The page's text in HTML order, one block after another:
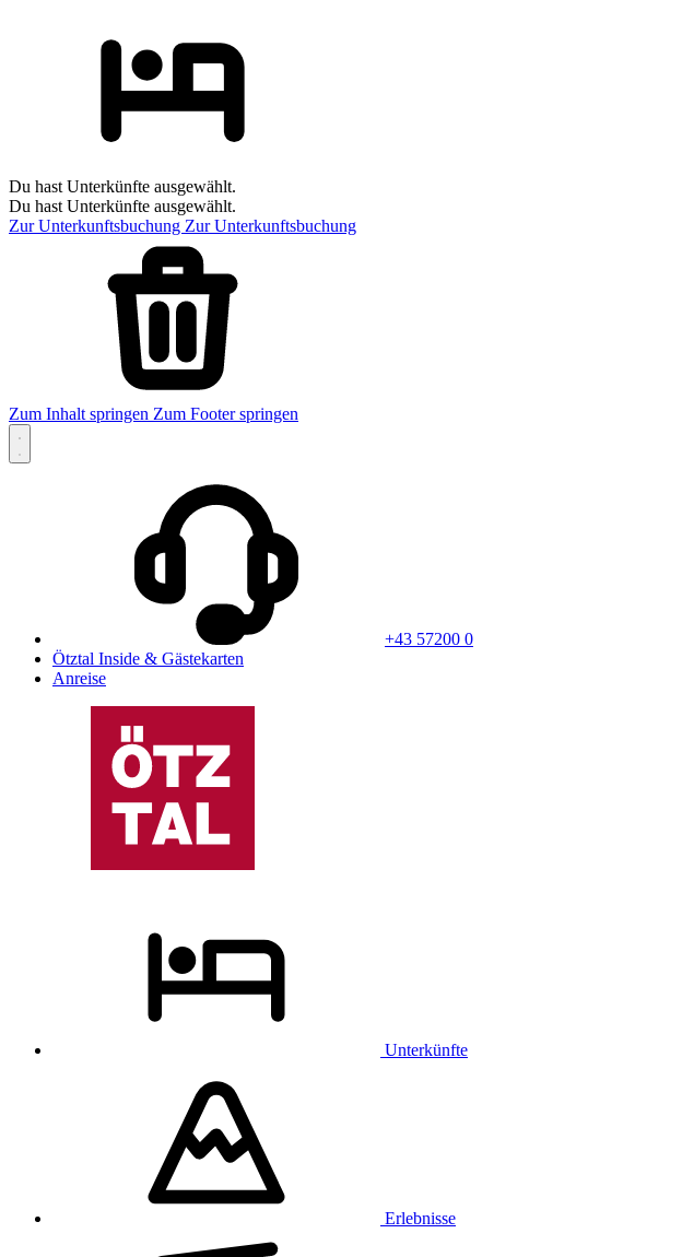
Du hast Unterkünfte ausgewählt.
Du hast Unterkünfte ausgewählt.
Zur Unterkunftsbuchung Zur Unterkunftsbuchung
Zum Inhalt springen Zum Footer springen
+43 57200 0
Ötztal Inside & Gästekarten
Anreise
Unterkünfte
Erlebnisse